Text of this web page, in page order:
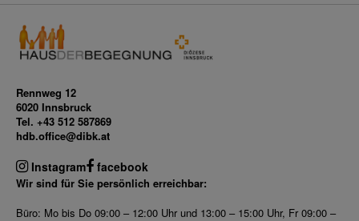
Rennweg 12
6020 Innsbruck
Tel. +43 512 587869
hdb.office@dibk.at
Instagram facebook
Wir sind für Sie persönlich erreichbar:
Büro: Mo bis Do 09:00 – 12:00 Uhr und 13:00 – 15:00 Uhr, Fr 09:00 –